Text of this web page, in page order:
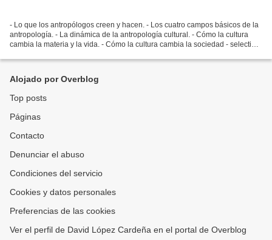
- Lo que los antropólogos creen y hacen. - Los cuatro campos básicos de la
antropología. - La dinámica de la antropología cultural. - Cómo la cultura
cambia la materia y la vida. - Cómo la cultura cambia la sociedad - selection
Alojado por Overblog
Top posts
Páginas
Contacto
Denunciar el abuso
Condiciones del servicio
Cookies y datos personales
Preferencias de las cookies
Ver el perfil de David López Cardeña en el portal de Overblog